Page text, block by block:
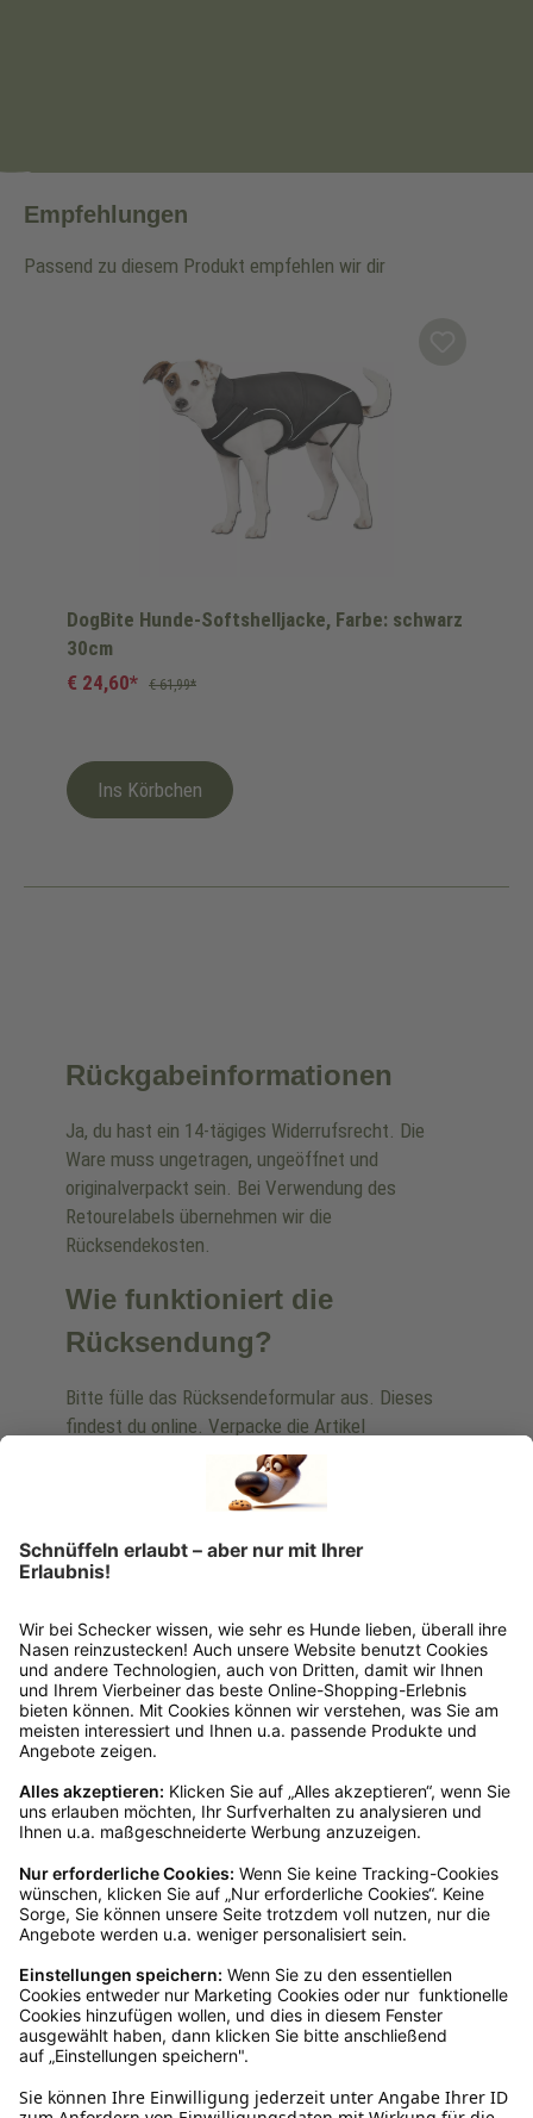
Empfehlungen
Passend zu diesem Produkt empfehlen wir dir
DogBite Hunde-Softshelljacke, Farbe: schwarz
30cm
€ 24,60*
€ 61,99*
Ins Körbchen
Rückgabeinformationen
Ja, du hast ein 14-tägiges Widerrufsrecht. Die
Ware muss ungetragen, ungeöffnet und
originalverpackt sein. Bei Verwendung des
Retourelabels übernehmen wir die
Rücksendekosten.
Wie funktioniert die
Rücksendung?
Bitte fülle das Rücksendeformular aus. Dieses
findest du online. Verpacke die Artikel
anschließend sicher und klebe das
Rücksendeetikett auf das Paket. Dieses kannst du
dir in deinem Kundenkonto anfordern. Hast du als
Gast bestellt, schreibe uns eine Email an
verkauf@schecker.de oder rufe zu unseren
Rücksendeetikett zukommen.
Kundenservice
Mo – Fr 9 – 17 Uhr, Sa 9 – 13 Uhr
Ruf uns an
0800-28 18 78
Schreibe uns
verkauf@schecker.de
WhatsApp Support